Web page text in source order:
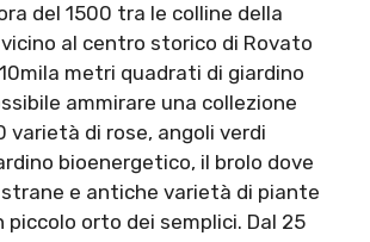
del 1500 tra le colline della
al centro storico di Rovato
metri quadrati di giardino
ammirare una collezione
varietà di rose, angoli verdi
bioenergetico, il brolo dove
e antiche varietà di piante
orto dei semplici. Dal 25